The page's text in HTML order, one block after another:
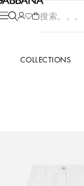
产品搜索。。。
COLLECTIONS